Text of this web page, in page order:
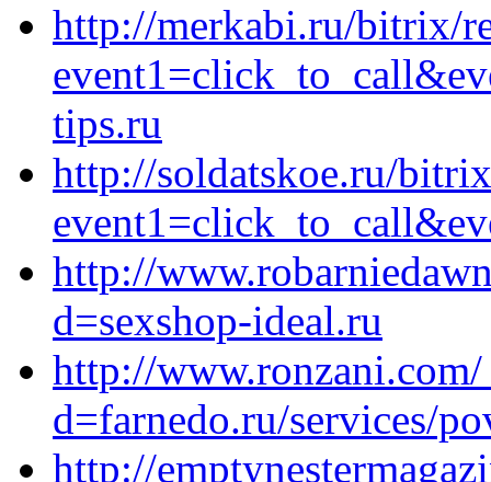
http://merkabi.ru/bitrix/
tips.ru
http://soldatskoe.ru/
http://
d=sexshop-ideal.ru
http://
d=farnedo.ru/services/
http://